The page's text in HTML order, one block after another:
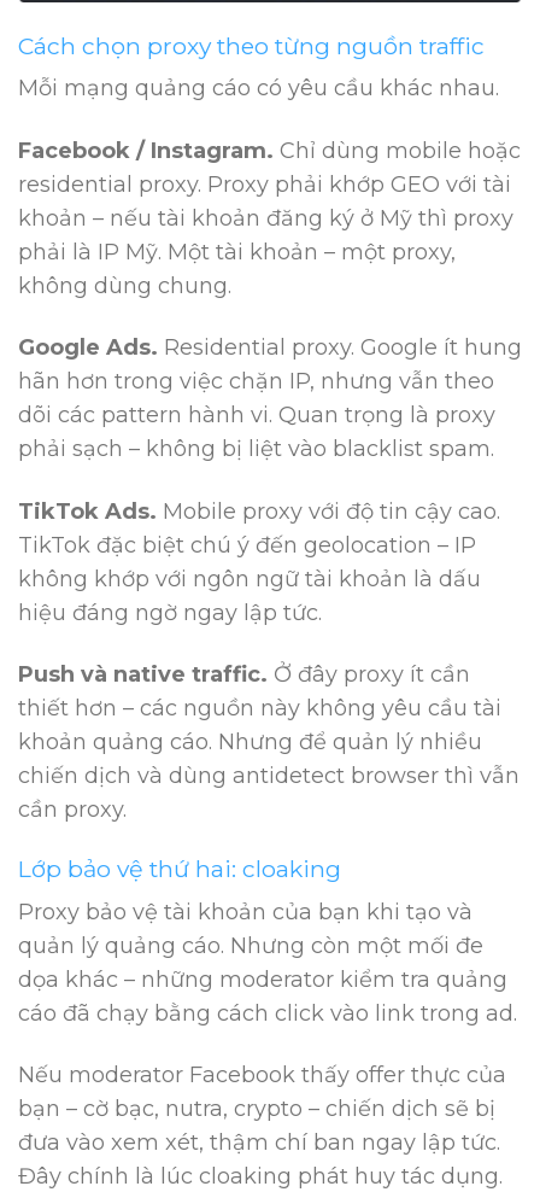
Cách chọn proxy theo từng nguồn traffic
Mỗi mạng quảng cáo có yêu cầu khác nhau.
Facebook / Instagram. Chỉ dùng mobile hoặc
residential proxy. Proxy phải khớp GEO với tài
khoản – nếu tài khoản đăng ký ở Mỹ thì proxy
phải là IP Mỹ. Một tài khoản – một proxy,
không dùng chung.
Google Ads. Residential proxy. Google ít hung
hãn hơn trong việc chặn IP, nhưng vẫn theo
dõi các pattern hành vi. Quan trọng là proxy
phải sạch – không bị liệt vào blacklist spam.
TikTok Ads. Mobile proxy với độ tin cậy cao.
TikTok đặc biệt chú ý đến geolocation – IP
không khớp với ngôn ngữ tài khoản là dấu
hiệu đáng ngờ ngay lập tức.
Push và native traffic. Ở đây proxy ít cần
thiết hơn – các nguồn này không yêu cầu tài
khoản quảng cáo. Nhưng để quản lý nhiều
chiến dịch và dùng antidetect browser thì vẫn
cần proxy.
Lớp bảo vệ thứ hai: cloaking
Proxy bảo vệ tài khoản của bạn khi tạo và
quản lý quảng cáo. Nhưng còn một mối đe
dọa khác – những moderator kiểm tra quảng
cáo đã chạy bằng cách click vào link trong ad.
Nếu moderator Facebook thấy offer thực của
bạn – cờ bạc, nutra, crypto – chiến dịch sẽ bị
đưa vào xem xét, thậm chí ban ngay lập tức.
Đây chính là lúc cloaking phát huy tác dụng.